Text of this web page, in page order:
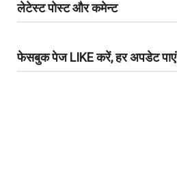
लेटेस्ट पोस्ट और कमेन्ट
फेसबुक पेज LIKE करें, हर अपडेट पाएं